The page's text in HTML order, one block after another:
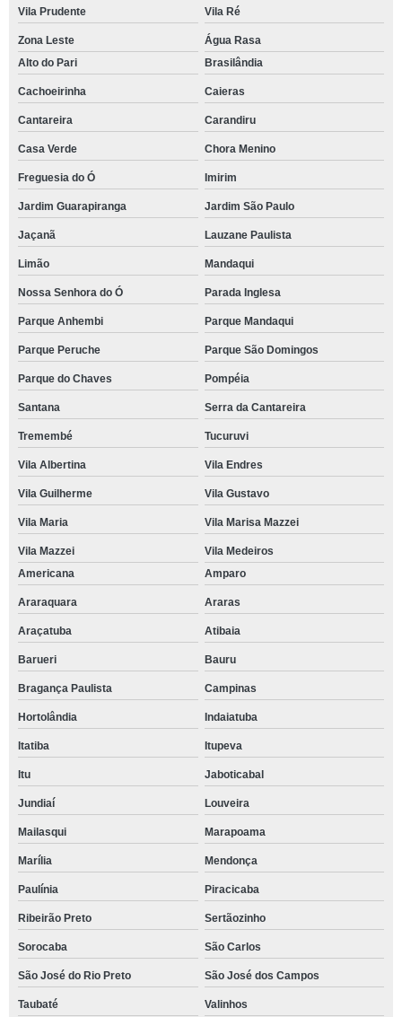
Vila Prudente Vila Ré
Zona Leste
Água Rasa
Alto do Pari
Brasilândia
Cachoeirinha Caieras
Cantareira Carandiru
Casa Verde Chora Menino
Freguesia do Ó Imirim
Jardim Guarapiranga Jardim São Paulo
Jaçanã Lauzane Paulista
Limão Mandaqui
Nossa Senhora do Ó Parada Inglesa
Parque Anhembi Parque Mandaqui
Parque Peruche Parque São Domingos
Parque do Chaves Pompéia
Santana Serra da Cantareira
Tremembé Tucuruvi
Vila Albertina Vila Endres
Vila Guilherme Vila Gustavo
Vila Maria Vila Marisa Mazzei
Vila Mazzei
Vila Medeiros
Americana
Amparo
Araraquara Araras
Araçatuba Atibaia
Barueri Bauru
Bragança Paulista Campinas
Hortolândia Indaiatuba
Itatiba Itupeva
Itu Jaboticabal
Jundiaí Louveira
Mailasqui Marapoama
Marília Mendonça
Paulínia Piracicaba
Ribeirão Preto Sertãozinho
Sorocaba São Carlos
São José do Rio Preto São José dos Campos
Taubaté Valinhos